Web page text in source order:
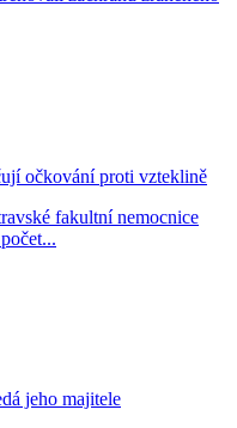
očkování proti vzteklině
fakultní nemocnice
jeho majitele